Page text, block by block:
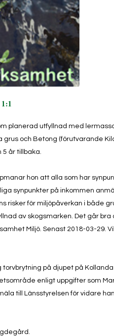
planerad utfyllnad med
och Betong (förutvarande
år tillbaka.
hon att alla som har
synpunkter på inkommen
risker för miljöpåverkan i både
av skogsmarken. Det går bra
Miljö. Senast 2018-03-29.
på djupet på Kollanda
enligt uppgifter som
till Länsstyrelsen för vidare